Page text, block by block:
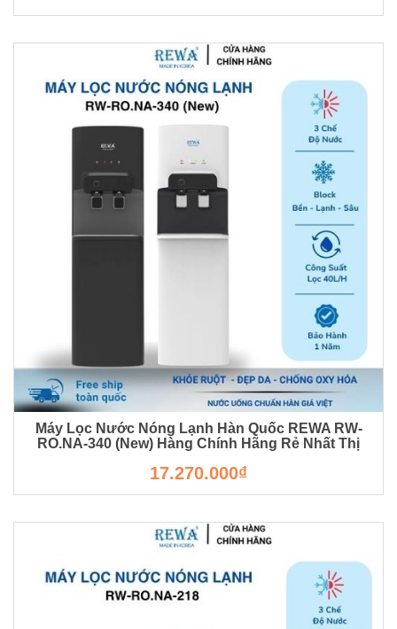
Máy Lọc Nước Nóng Lạnh Hàn Quốc REWA RW-
RO.NA-340 (New) Hàng Chính Hãng Rẻ Nhất Thị
RW-RO.NA-340(NEW)-3
17.270.000₫